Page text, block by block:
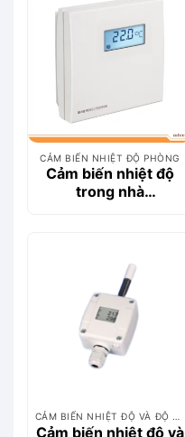
CẢM BIẾN NHIỆT ĐỘ PHÒNG
Cảm biến nhiệt độ
trong nhà
Cảm biến nhiệt độ và